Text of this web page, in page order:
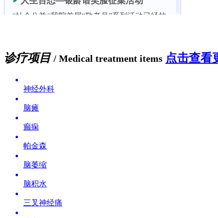
诊疗项目 / Medical treatment items 点击查看
神经外科
脑瘫
癫痫
帕金森
脑萎缩
脑积水
三叉神经痛